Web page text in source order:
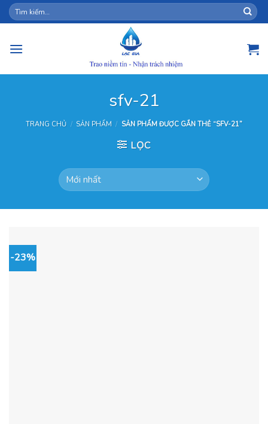
Skip
to
Tìm
kiếm:
sfv-21
TRANG CHỦ / SẢN PHẨM / SẢN PHẨM ĐƯỢC GẮN THẺ “SFV-21”
LỌC
-23%